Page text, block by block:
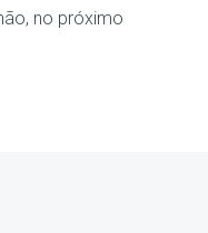
no próximo